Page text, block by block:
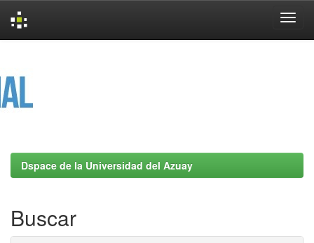
Dspace de la Universidad del Azuay
Buscar